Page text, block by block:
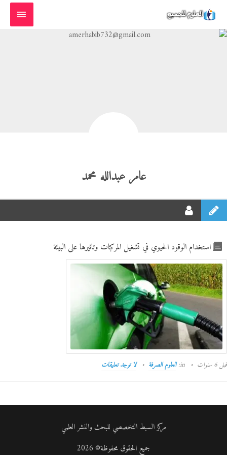
المحتوى
القائمة
الرئيسية
عامر عبدالله محمد
استخدام الوقود الحيوي في تشغيل المركبات وتاثيرها على البيئة
قبل 6 سنوات in: العلوم الصرفة لا توجد تعليقات
مركز السبط التخصصي للبحث والنشر العلمي
جميع الحقوق محفوظة© 2026